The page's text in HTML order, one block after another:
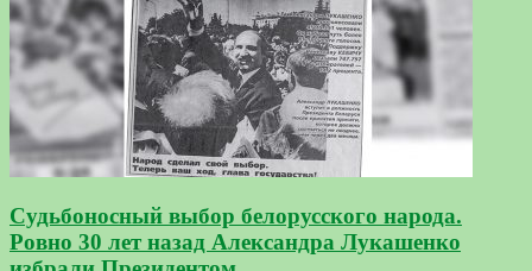
Cудьбоносный выбор белорусского народа.
Ровно 30 лет назад Александра Лукашенко